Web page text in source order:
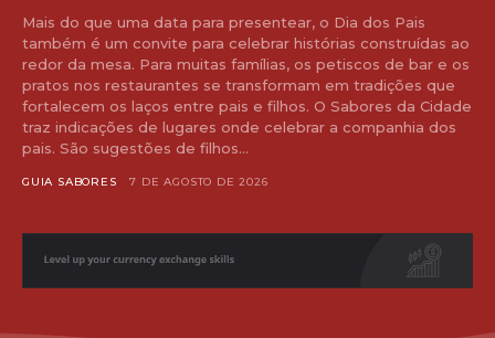
Mais do que uma data para presentear, o Dia dos Pais
também é um convite para celebrar histórias construídas ao
redor da mesa. Para muitas famílias, os petiscos de bar e os
pratos nos restaurantes se transformam em tradições que
fortalecem os laços entre pais e filhos. O Sabores da Cidade
traz indicações de lugares onde celebrar a companhia dos
pais. São sugestões de filhos...
GUIA SABORES 7 DE AGOSTO DE 2026